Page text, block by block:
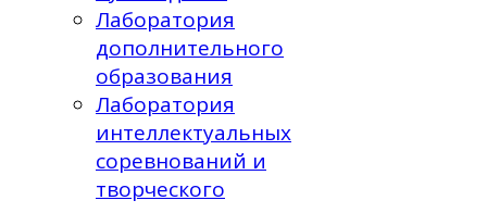
Лаборатория
дополнительного
образования
Лаборатория
интеллектуальных
соревнований и
творческого